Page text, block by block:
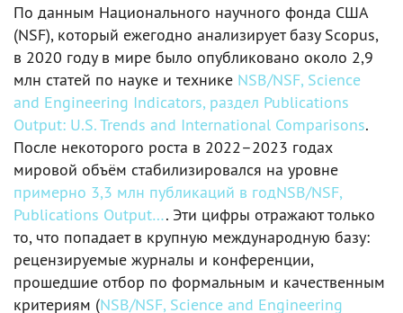
По данным Национального научного фонда США
(NSF), который ежегодно анализирует базу Scopus,
в 2020 году в мире было опубликовано около 2,9
млн статей по науке и технике NSB/NSF, Science
and Engineering Indicators, раздел Publications
Output: U.S. Trends and International Comparisons.
После некоторого роста в 2022–2023 годах
мировой объём стабилизировался на уровне
примерно 3,3 млн публикаций в годNSB/NSF,
Publications Output…. Эти цифры отражают только
то, что попадает в крупную международную базу:
рецензируемые журналы и конференции,
прошедшие отбор по формальным и качественным
критериям (NSB/NSF, Science and Engineering